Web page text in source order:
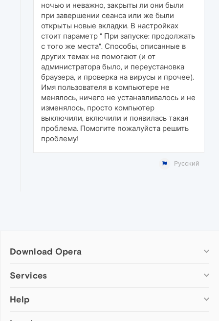
ночью и неважно, закрыты ли они были
при завершении сеанса или же были
открыты новые вкладки. В настройках
стоит параметр " При запуске: продолжать
с того же места". Способы, описанные в
других темах не помогают (и от
администратора было, и переустановка
браузера, и проверка на вирусы и прочее).
Имя пользователя в компьютере не
менялось, ничего не устанавливалось и не
изменялось, просто компьютер
выключили, включили и появилась такая
проблема. Помогите пожалуйста решить
проблему!
Русский
Download Opera
Computer browsers
Opera for Mac
Services
Add-ons
Help